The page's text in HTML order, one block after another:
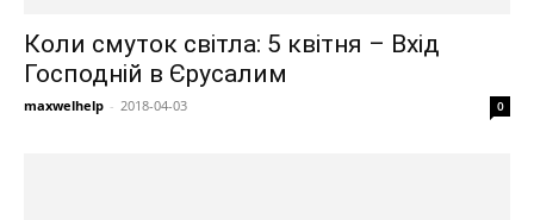
Коли смуток світла: 5 квітня – Вхід
Господній в Єрусалим
maxwelhelp - 2018-04-03 0